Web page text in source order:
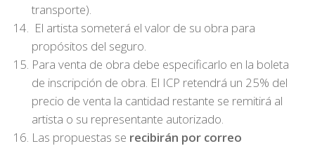
transporte).
El artista someterá el valor de su obra para
propósitos del seguro.
Para venta de obra debe especificarlo en la boleta
de inscripción de obra. El ICP retendrá un 25% del
precio de venta la cantidad restante se remitirá al
artista o su representante autorizado.
Las propuestas se recibirán por correo